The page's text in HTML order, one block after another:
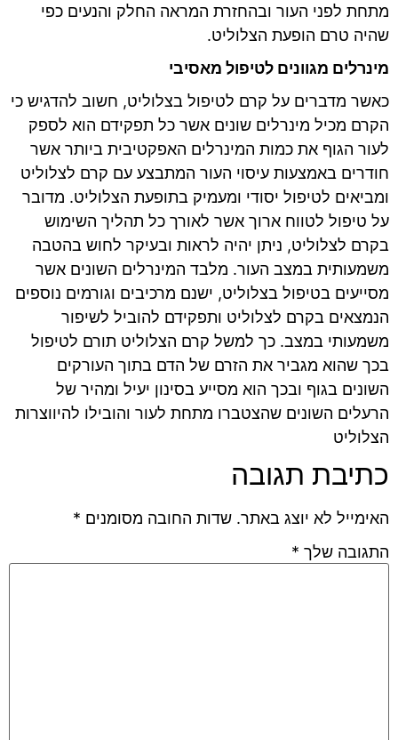
מתחת לפני העור ובהחזרת המראה החלק והנעים כפי
שהיה טרם הופעת הצלוליט.
מינרלים מגוונים לטיפול מאסיבי
כאשר מדברים על קרם לטיפול בצלוליט, חשוב להדגיש כי
הקרם מכיל מינרלים שונים אשר כל תפקידם הוא לספק
לעור הגוף את כמות המינרלים האפקטיבית ביותר אשר
חודרים באמצעות עיסוי העור המתבצע עם קרם לצלוליט
ומביאים לטיפול יסודי ומעמיק בתופעת הצלוליט. מדובר
על טיפול לטווח ארוך אשר לאורך כל תהליך השימוש
בקרם לצלוליט, ניתן יהיה לראות ובעיקר לחוש בהטבה
משמעותית במצב העור. מלבד המינרלים השונים אשר
מסייעים בטיפול בצלוליט, ישנם מרכיבים וגורמים נוספים
הנמצאים בקרם לצלוליט ותפקידם להוביל לשיפור
משמעותי במצב. כך למשל קרם הצלוליט תורם לטיפול
בכך שהוא מגביר את הזרם של הדם בתוך העורקים
השונים בגוף ובכך הוא מסייע בסינון יעיל ומהיר של
הרעלים השונים שהצטברו מתחת לעור והובילו להיווצרות
הצלוליט
כתיבת תגובה
האימייל לא יוצג באתר. שדות החובה מסומנים *
התגובה שלך *